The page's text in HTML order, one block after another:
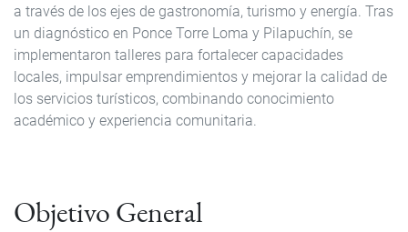
a través de los ejes de gastronomía, turismo y energía. Tras
un diagnóstico en Ponce Torre Loma y Pilapuchín, se
implementaron talleres para fortalecer capacidades
locales, impulsar emprendimientos y mejorar la calidad de
los servicios turísticos, combinando conocimiento
académico y experiencia comunitaria.
Objetivo General